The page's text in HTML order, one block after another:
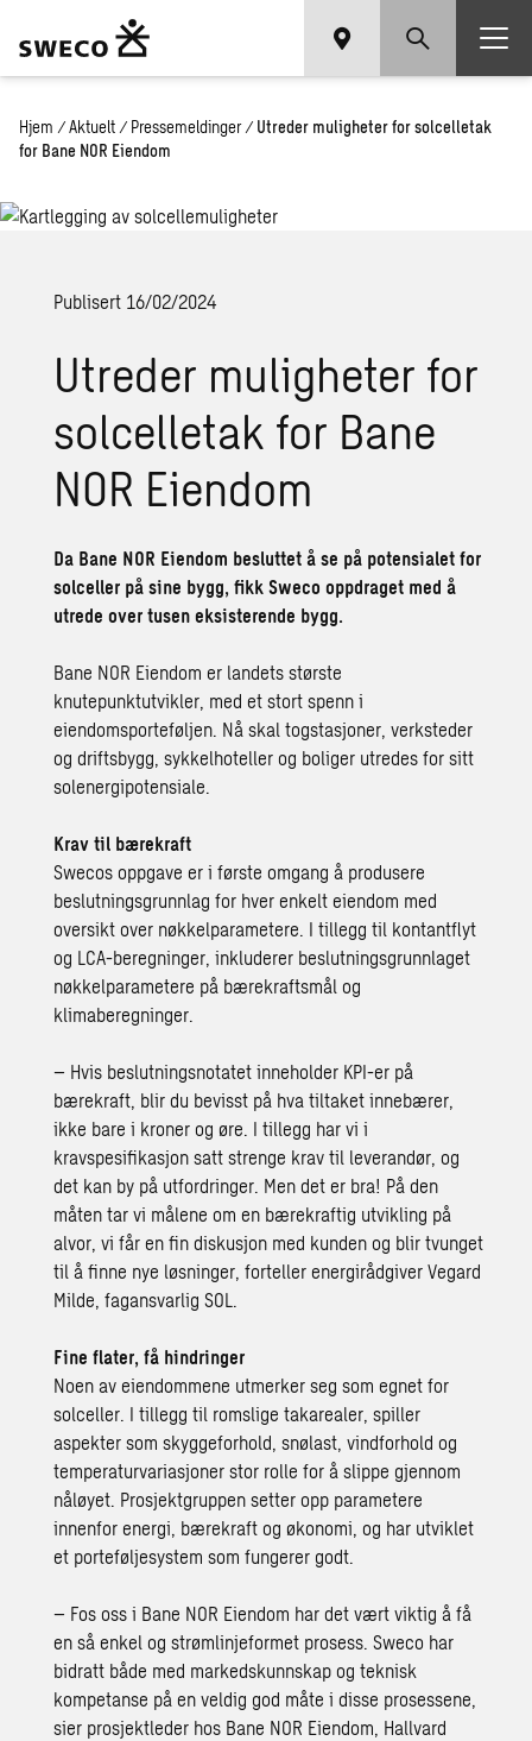
Hjem / Aktuelt / Pressemeldinger / Utreder muligheter for solcelletak
for Bane NOR Eiendom
Publisert 16/02/2024
Utreder muligheter for
solcelletak for Bane
NOR Eiendom
Da Bane NOR Eiendom besluttet å se på potensialet for
solceller på sine bygg, fikk Sweco oppdraget med å
utrede over tusen eksisterende bygg.
Bane NOR Eiendom er landets største
knutepunktutvikler, med et stort spenn i
eiendomsporteføljen. Nå skal togstasjoner, verksteder
og driftsbygg, sykkelhoteller og boliger utredes for sitt
solenergipotensiale.
Krav til bærekraft
Swecos oppgave er i første omgang å produsere
beslutningsgrunnlag for hver enkelt eiendom med
oversikt over nøkkelparametere. I tillegg til kontantflyt
og LCA-beregninger, inkluderer beslutningsgrunnlaget
nøkkelparametere på bærekraftsmål og
klimaberegninger.
– Hvis beslutningsnotatet inneholder KPI-er på
bærekraft, blir du bevisst på hva tiltaket innebærer,
ikke bare i kroner og øre. I tillegg har vi i
kravspesifikasjon satt strenge krav til leverandør, og
det kan by på utfordringer. Men det er bra! På den
måten tar vi målene om en bærekraftig utvikling på
alvor, vi får en fin diskusjon med kunden og blir tvunget
til å finne nye løsninger, forteller energirådgiver Vegard
Milde, fagansvarlig SOL.
Fine flater, få hindringer
Noen av eiendommene utmerker seg som egnet for
solceller. I tillegg til romslige takarealer, spiller
aspekter som skyggeforhold, snølast, vindforhold og
temperaturvariasjoner stor rolle for å slippe gjennom
nåløyet. Prosjektgruppen setter opp parametere
innenfor energi, bærekraft og økonomi, og har utviklet
et porteføljesystem som fungerer godt.
– Fos oss i Bane NOR Eiendom har det vært viktig å få
en så enkel og strømlinjeformet prosess. Sweco har
bidratt både med markedskunnskap og teknisk
kompetanse på en veldig god måte i disse prosessene,
sier prosjektleder hos Bane NOR Eiendom, Hallvard